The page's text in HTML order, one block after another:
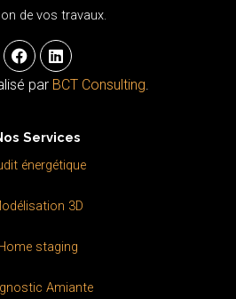
de vos travaux.
F
a
c
e
o
k
L
i
n
k
i
n
par BCT Consulting.
Services
énergétique
3D
staging
Amiante